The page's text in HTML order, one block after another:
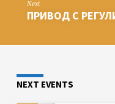
Next
ПРИВОД С
NEXT EVENTS